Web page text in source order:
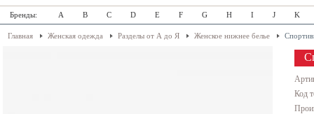
Бренды: A B C D E F G H I J K
Главная Женская одежда Разделы от А до Я Женское нижнее белье
Код